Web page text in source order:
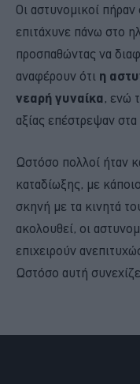
Οι αστυνομικοί
επιτάχυνε πάνω στο
προσπαθώντας να
αναφέρουν ότι η
νεαρή γυναίκα, ενώ
αξίας επέστρεψαν
Ωστόσο πολλοί ήταν
καταδίωξης, με
σκηνή με τα κινητά
ακολουθεί, οι
επιχειρούν
Ωστόσο αυτή